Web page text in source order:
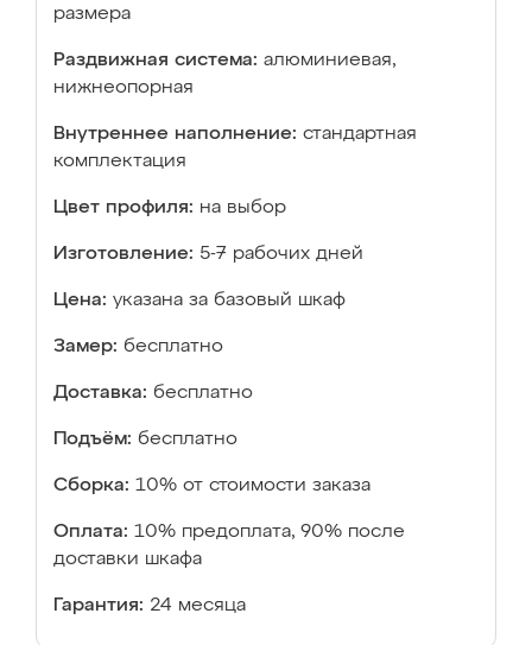
размера
Раздвижная система: алюминиевая,
нижнеопорная
Внутреннее наполнение: стандартная
комплектация
Цвет профиля: на выбор
Изготовление: 5-7 рабочих дней
Цена: указана за базовый шкаф
Замер: бесплатно
Доставка: бесплатно
Подъём: бесплатно
Сборка: 10% от стоимости заказа
Оплата: 10% предоплата, 90% после
доставки шкафа
Гарантия: 24 месяца